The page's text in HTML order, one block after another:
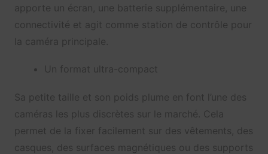
apporte un écran, une batterie supplémentaire, une
connectivité et agit comme station de contrôle pour
la caméra principale.
Un format ultra-compact
Sa petite taille et son poids plume en font l’une des
caméras les plus discrètes sur le marché. Cela
permet de la fixer facilement sur des vêtements, des
casques, des surfaces magnétiques ou des supports